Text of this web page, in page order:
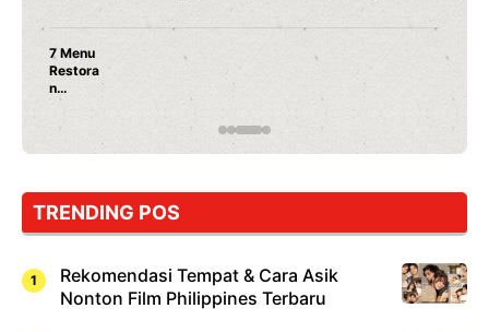
7 Menu
Restora
n
Jepang
Dicoba,
Cuma
Sushi!
TRENDING POS
Rekomendasi Tempat & Cara Asik
Nonton Film Philippines Terbaru